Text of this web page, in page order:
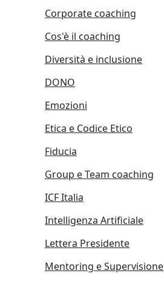
Corporate coaching
Cos'è il coaching
Diversità e inclusione
DONO
Emozioni
Etica e Codice Etico
Fiducia
Group e Team coaching
ICF Italia
Intelligenza Artificiale
Lettera Presidente
Mentoring e Supervisione